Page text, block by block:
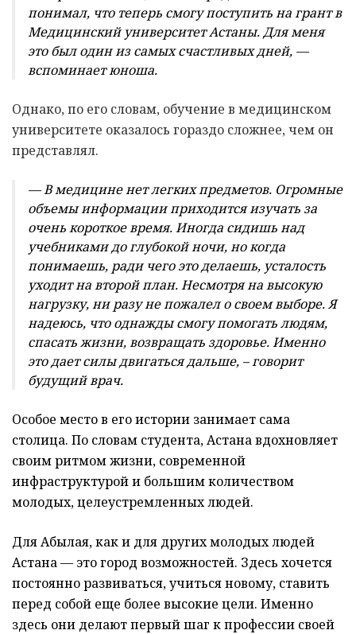
понимал, что теперь смогу поступить на грант в
Медицинский университет Астаны. Для меня
это был один из самых счастливых дней, —
вспоминает юноша.
Однако, по его словам, обучение в медицинском
университете оказалось гораздо сложнее, чем он
представлял.
— В медицине нет легких предметов. Огромные
объемы информации приходится изучать за
очень короткое время. Иногда сидишь над
учебниками до глубокой ночи, но когда
понимаешь, ради чего это делаешь, усталость
уходит на второй план. Несмотря на высокую
нагрузку, ни разу не пожалел о своем выборе. Я
надеюсь, что однажды смогу помогать людям,
спасать жизни, возвращать здоровье. Именно
это дает силы двигаться дальше, – говорит
будущий врач.
Особое место в его истории занимает сама
столица. По словам студента, Астана вдохновляет
своим ритмом жизни, современной
инфраструктурой и большим количеством
молодых, целеустремленных людей.
Для Абылая, как и для других молодых людей
Астана — это город возможностей. Здесь хочется
постоянно развиваться, учиться новому, ставить
перед собой еще более высокие цели. Именно
здесь они делают первый шаг к профессии своей